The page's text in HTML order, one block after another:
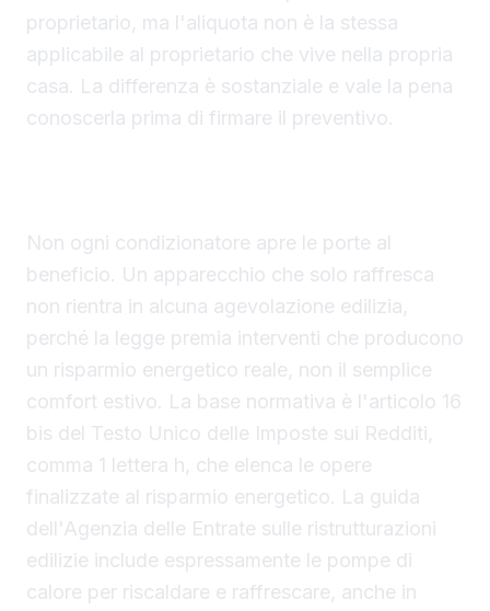
proprietario, ma l'aliquota non è la stessa
applicabile al proprietario che vive nella propria
casa. La differenza è sostanziale e vale la pena
conoscerla prima di firmare il preventivo.
Non ogni condizionatore apre le porte al
beneficio. Un apparecchio che solo raffresca
non rientra in alcuna agevolazione edilizia,
perché la legge premia interventi che producono
un risparmio energetico reale, non il semplice
comfort estivo. La base normativa è l'articolo 16
bis del Testo Unico delle Imposte sui Redditi,
comma 1 lettera h, che elenca le opere
finalizzate al risparmio energetico. La guida
dell'Agenzia delle Entrate sulle ristrutturazioni
edilizie include espressamente le pompe di
calore per riscaldare e raffrescare, anche in